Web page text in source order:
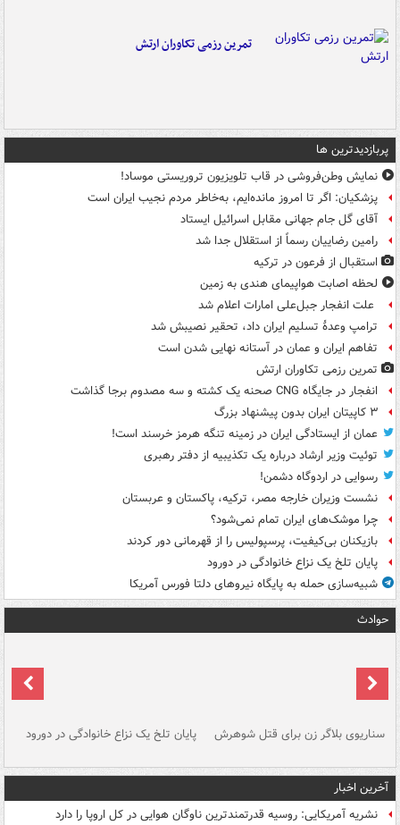
تمرین رزمی تکاوران ارتش
پربازدیدترین ها
نمایش وطن‌فروشی در قاب تلویزیون تروریستی موساد!
پزشکیان: اگر تا امروز مانده‌ایم، به‌خاطر مردم نجیب ایران است
آقای گل جام جهانی مقابل اسرائیل ایستاد
رامین رضاییان رسماً از استقلال جدا شد
استقبال از فرعون در ترکیه
لحظه اصابت هواپیمای هندی به زمین
علت انفجار جبل‌علی امارات اعلام شد
ترامپ وعدۀ تسلیم ایران داد، تحقیر نصیبش شد
تفاهم ایران و عمان در آستانه نهایی شدن است
تمرین رزمی تکاوران ارتش
انفجار در جایگاه CNG صحنه یک کشته و سه مصدوم برجا گذاشت
۳ کاپیتان ایران بدون پیشنهاد بزرگ
عمان از ایستادگی ایران در زمینه تنگه هرمز خرسند است!
توئیت وزیر ارشاد درباره یک تکذیبیه از دفتر رهبری
رسوایی در اردوگاه دشمن!
نشست وزیران خارجه مصر، ترکیه، پاکستان و عربستان
چرا موشک‌های ایران تمام نمی‌شود؟
بازیکنان بی‌کیفیت، پرسپولیس را از قهرمانی دور کردند
پایان تلخ یک نزاع خانوادگی در دورود
شبیه‌سازی حمله به پایگاه نیروهای دلتا فورس آمریکا
حوادث
سناریوی بلاگر زن برای قتل شوهرش پایان تلخ یک نزاع خانوادگی در دورود
آخرین اخبار
نشریه آمریکایی: روسیه قدرتمندترین ناوگان هوایی در کل اروپا را دارد